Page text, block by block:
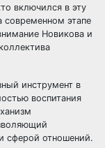
включился в эту
этапе
Новикова и
инструмент в
воспитания
сферой отношений.